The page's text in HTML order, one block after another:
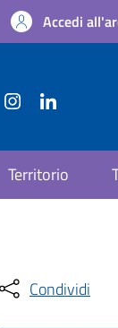
Accedi
Territorio
Condividi